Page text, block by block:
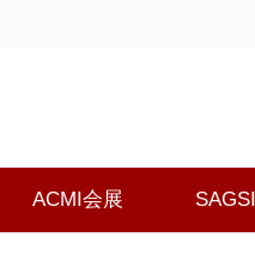
ACMI会展 SAGSI